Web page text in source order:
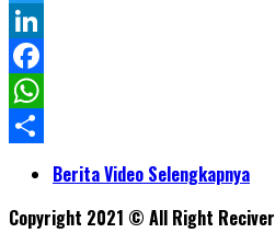
Twitter
LinkedIn
Facebook
WhatsApp
ShareBerita Video Selengkapnya
Copyright 2021 © All Right Reciver